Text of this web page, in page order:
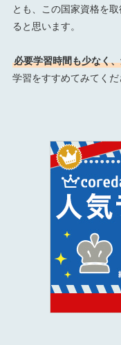
とも、この国家資格を
ると思います。
必要学習時間も少なく
学習をすすめてみてくだ